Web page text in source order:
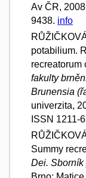
Av ČR,
9438. info
potabilium.
recreatorum
fakulty
Brunensia
univerzita,
ISSN 1211-
Summy
Dei. Sborník